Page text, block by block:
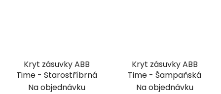
Kryt zásuvky ABB
Time - Starostříbrná
Na objednávku
Kryt zásuvky ABB
Time - Šampaňská
Na objednávku